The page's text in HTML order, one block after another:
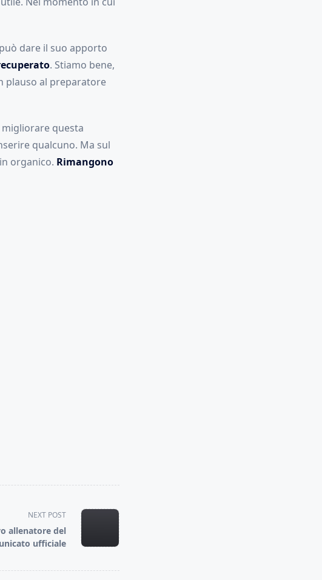
dare il suo apporto
. Stiamo bene,
plauso al preparatore
migliorare questa
qualcuno. Ma sul
organico. Rimangono
NEXT POST
allenatore del
ufficiale